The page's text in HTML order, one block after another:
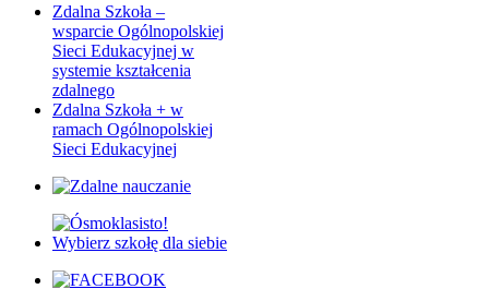
Zdalna Szkoła –
wsparcie Ogólnopolskiej
Sieci Edukacyjnej w
systemie kształcenia
zdalnego
Zdalna Szkoła + w
ramach Ogólnopolskiej
Sieci Edukacyjnej